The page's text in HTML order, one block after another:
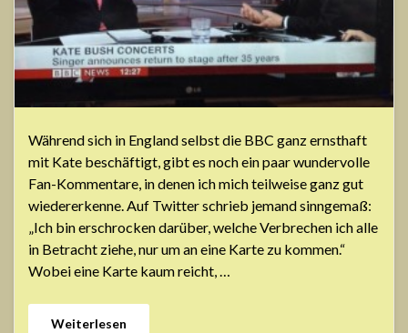
Während sich in England selbst die BBC ganz ernsthaft
mit Kate beschäftigt, gibt es noch ein paar wundervolle
Fan-Kommentare, in denen ich mich teilweise ganz gut
wiedererkenne. Auf Twitter schrieb jemand sinngemaß:
„Ich bin erschrocken darüber, welche Verbrechen ich alle
in Betracht ziehe, nur um an eine Karte zu kommen.“
Wobei eine Karte kaum reicht, …
Weiterlesen